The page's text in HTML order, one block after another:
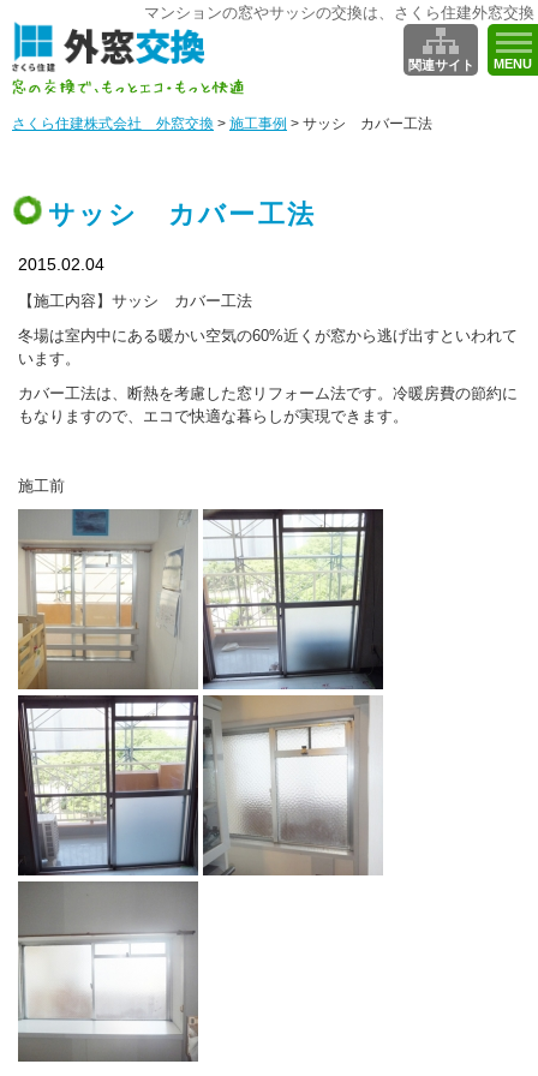
関連サイト MENU
マンションの窓やサッシの交換は、さくら住建外窓交換
さくら住建株式会社 外窓交換 > 施工事例 > サッシ カバー工法
サッシ カバー工法
2015.02.04
【施工内容】サッシ カバー工法
冬場は室内中にある暖かい空気の60%近くが窓から逃げ出すといわれて
います。
カバー工法は、断熱を考慮した窓リフォーム法です。冷暖房費の節約に
もなりますので、エコで快適な暮らしが実現できます。
施工前